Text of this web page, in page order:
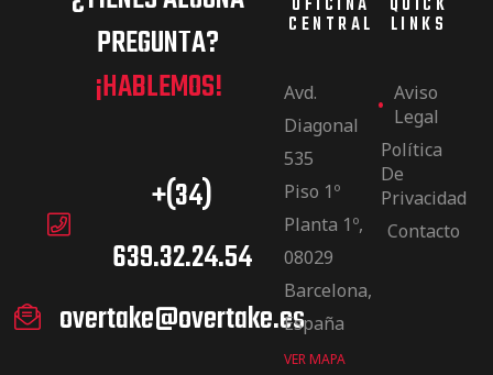
PREGUNTA?
¡HABLEMOS!
+(34)
639.32.24.54
overtake@overtake.es
OFICINA
CENTRAL
Avd.
Diagonal
535
Piso 1º
Planta 1º,
08029
Barcelona,
España
VER MAPA
QUICK
LINKS
Aviso
Legal
Política
De
Privacidad
Contacto